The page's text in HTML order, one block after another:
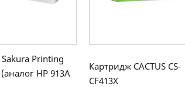
Printing
(аналог HP 913A
Картридж CACTUS CS-
CF413X